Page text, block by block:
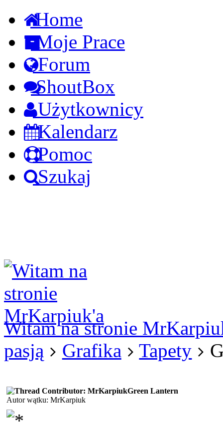
Home
Moje Prace
Forum
ShoutBox
Użytkownicy
Kalendarz
Pomoc
Szukaj
Witam na stronie
pasją
Grafika Tapety
Green Lantern
Autor wątku: MrKarpiuk